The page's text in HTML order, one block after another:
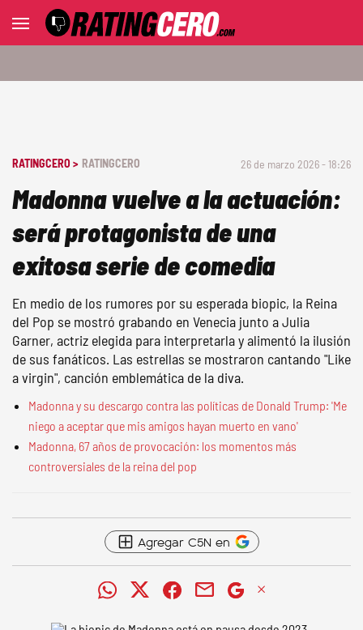
RATINGCERO > RATINGCERO 26 de marzo 2026 - 18:26
Madonna vuelve a la actuación:
será protagonista de una
exitosa serie de comedia
En medio de los rumores por su esperada biopic, la Reina
del Pop se mostró grabando en Venecia junto a Julia
Garner, actriz elegida para interpretarla y alimentó la ilusión
de sus fanáticos. Las estrellas se mostraron cantando "Like
a virgin", canción emblemática de la diva.
Madonna y su descargo contra las políticas de Donald Trump: 'Me
niego a aceptar que mis amigos hayan muerto en vano'
Madonna, 67 años de provocación: los momentos más
controversiales de la reina del pop
Agregar C5N en